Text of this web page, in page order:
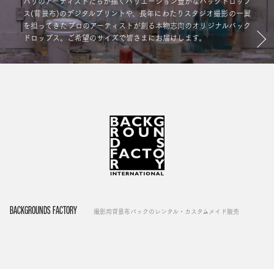
ス(背景布)のデジタルプリントや、長年にわたりスタジオ撮影の一翼
を担ってきたプロのアーティストが創る本物志向のオリジナルバック
ドロップス。ご希望のサイズで皆さまにお届けします。
BACKGROUNDS FACTORY 撮影用背景布バックのレンタル・カスタムメイド販売